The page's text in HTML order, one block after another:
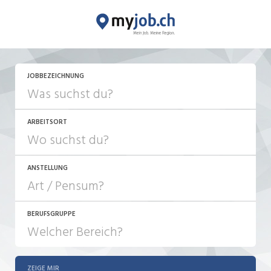
JOBBEZEICHNUNG
ARBEITSORT
ANSTELLUNG
JOB-TYP
Festanstellung
BERUFSGRUPPE
ZEIGE MIR